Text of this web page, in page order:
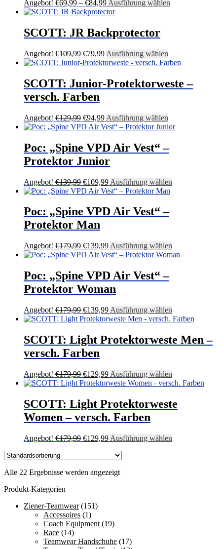
werden
Angebot! €69,99 – €84,99Preisspanne:
€69,99
€84,99
Ausführung wählen
Optionen
auf
der
SCOTT: JR Backprotector
Angebot! €109,99 Ursprünglicher
Preis
€109,99
€79,99Aktueller
Preis
€79,99.
Ausführung wählen
Produkt
mehrere
Varianten
können
auf
Produktseite
SCOTT: Junior-Protektorweste –
versch. Farben
Angebot! €129,99 Ursprünglicher
Preis
€129,99
€94,99Aktueller
Preis
€94,99.
Ausführung wählen
Produkt
Varianten
Optionen
können
auf
Produktseite
Poc: „Spine VPD Air Vest“ –
Protektor Junior
Angebot! €139,99 Ursprünglicher
Preis
€139,99
€109,99Aktueller
Preis
€109,99.
Ausführung wählen
können
Poc: „Spine VPD Air Vest“ –
Protektor Man
Angebot! €179,99 Ursprünglicher
Preis
€179,99
€139,99Aktueller
Preis
€139,99.
Ausführung wählen
Produkt
können
auf
der
Produktseite
Poc: „Spine VPD Air Vest“ –
Protektor Woman
Angebot! €179,99 Ursprünglicher
Preis
€179,99
€139,99Aktueller
Preis
€139,99.
Ausführung wählen
Produkt
mehrere
Varianten
können
auf
Produktseite
SCOTT: Light Protektorweste Men –
versch. Farben
Angebot! €179,99 Ursprünglicher
Preis
€179,99
€129,99Aktueller
Preis
€129,99.
Ausführung wählen
Produkt
Varianten
können
SCOTT: Light Protektorweste
Women – versch. Farben
Angebot! €179,99 Ursprünglicher
€129,99Aktueller
ist:
Ausführung wählen
Alle 22 Ergebnisse werden angezeigt
Produkt-Kategorien
Ziener-Teamwear (151)
Accessoires (1)
Coach Equipment (19)
Race (14)
Teamwear Handschuhe (17)